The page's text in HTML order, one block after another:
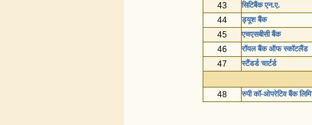
43 सिटिबैंक एन.ए.
44 ड्यूश बैंक
45 एचएसबीसी बैंक
46 रॉयल बैंक ऑफ स्कॉटलैंड
47 स्टैंडर्ड चार्टर्ड
48 रुपी कॉ-ओपरेटिव बैंक